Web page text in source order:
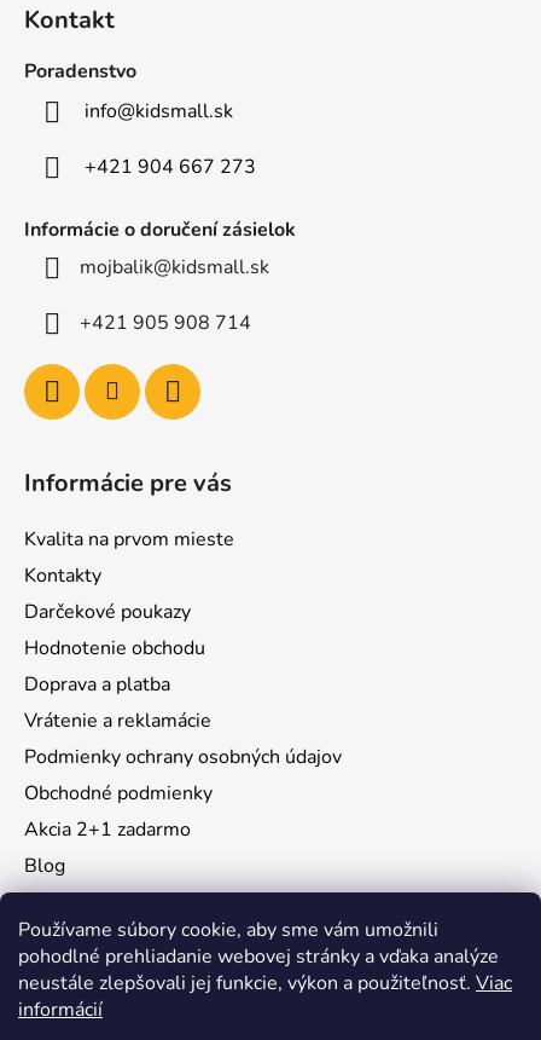
Používame súbory cookie, aby sme vám umožnili
pohodlné prehliadanie webovej stránky a vďaka analýze
neustále zlepšovali jej funkcie, výkon a použiteľnosť. Viac
informácií
Kontakt
Poradenstvo
info@kidsmall.sk
+421 904 667 273
Informácie o doručení zásielok
mojbalik@kidsmall.sk
+421 905 908 714
Informácie pre vás
Kvalita na prvom mieste
Kontakty
Darčekové poukazy
Hodnotenie obchodu
Doprava a platba
Vrátenie a reklamácie
Podmienky ochrany osobných údajov
Obchodné podmienky
Akcia 2+1 zadarmo
Blog
Instagram